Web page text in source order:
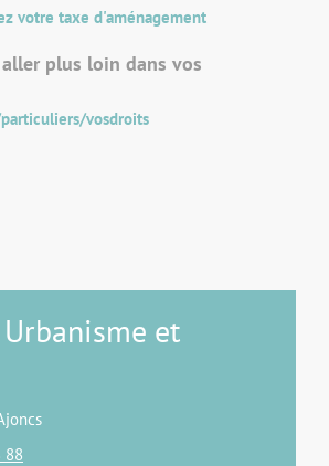
votre taxe d'aménagement
plus loin dans vos
vosdroits
et
88